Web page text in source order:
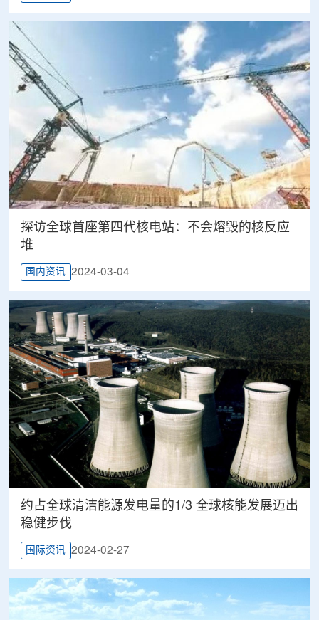
探访全球首座第四代核电站：不会熔毁的核反应
堆
国内资讯 2024-03-04
约占全球清洁能源发电量的1/3 全球核能发展迈出
稳健步伐
国际资讯 2024-02-27